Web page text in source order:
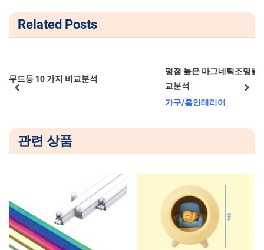
색
v
i
s
s
t
Related Posts
평점 높은 마그네틱조명블랙화이트자석 10 가지 비
교분석
prev next
관련 상품